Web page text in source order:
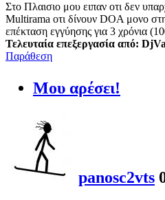
Στο Πλαισιο μου ειπαν οτι δεν
Multirama οτι δίνουν DOA μονο
επέκταση εγγύησης για 3 χρόνια
Τελευταία επεξεργασία από:
Παράθεση
Μου αρέσει!
panosc2vts